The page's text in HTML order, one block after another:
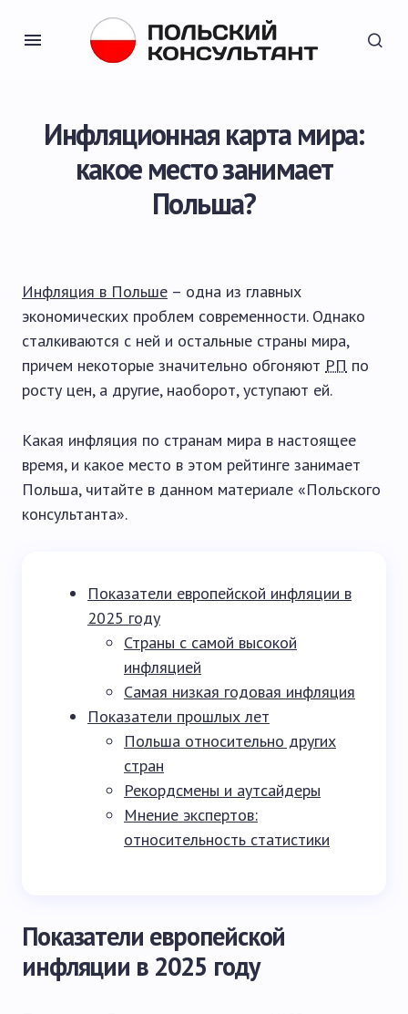
Инфляционная карта мира:
какое место занимает
Польша?
Инфляция в Польше – одна из главных
экономических проблем современности. Однако
сталкиваются с ней и остальные страны мира,
причем некоторые значительно обгоняют РП по
росту цен, а другие, наоборот, уступают ей.
Какая инфляция по странам мира в настоящее
время, и какое место в этом рейтинге занимает
Польша, читайте в данном материале «Польского
консультанта».
Показатели европейской инфляции в
2025 году
Страны с самой высокой
инфляцией
Самая низкая годовая инфляция
Показатели прошлых лет
Польша относительно других
стран
Рекордсмены и аутсайдеры
Мнение экспертов:
относительность статистики
Показатели европейской
инфляции в 2025 году